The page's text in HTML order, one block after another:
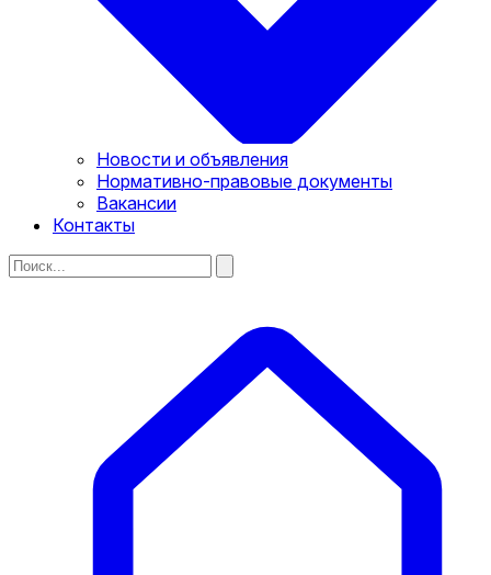
Новости и объявления
Нормативно-правовые документы
Вакансии
Контакты